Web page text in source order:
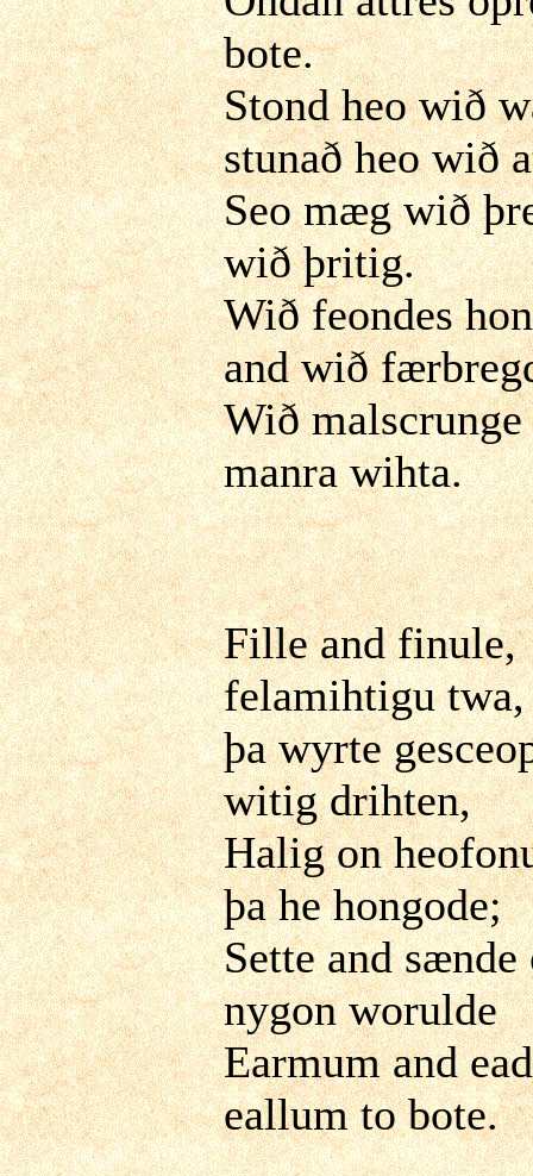
bote.
Stond heo wið
stunað heo wið
Seo mæg wið
wið þritig.
Wið feondes
and wið
Wið malscrunge
manra wihta.
Fille and finule,
felamihtigu twa,
þa wyrte
witig drihten,
Halig on
þa he hongode;
Sette and sænde
nygon worulde
Earmum and
eallum to bote.